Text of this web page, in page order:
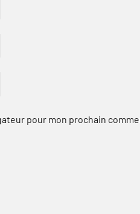
pour mon prochain